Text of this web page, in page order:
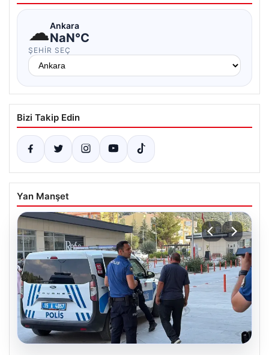
☁Ankara
NaN°C
ŞEHIR SEÇ
Bizi Takip Edin
Yan Manşet